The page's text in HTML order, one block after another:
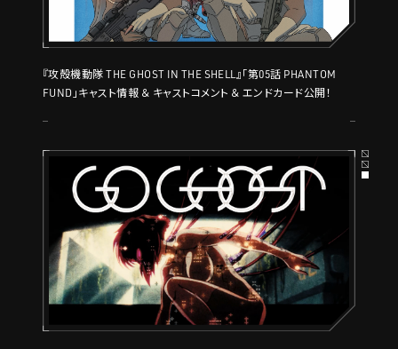
『攻殻機動隊 THE GHOST IN THE SHELL』「第05話 PHANTOM
FUND」キャスト情報 ＆ キャストコメント ＆ エンドカード公開！